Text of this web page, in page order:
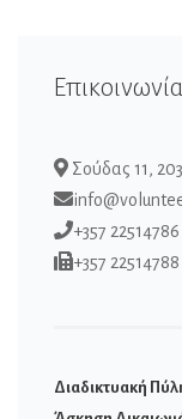
Επικοινωνία
Σούδας 11,
+357 22514786
+357 22514788
Διαδικτυακή